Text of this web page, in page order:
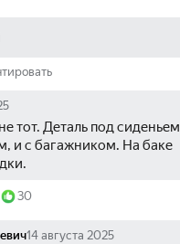
тот. Деталь под сиденьем
и с багажником. На баке
30
14 августа 2025